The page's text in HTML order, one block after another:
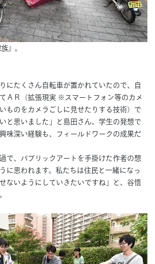
』。
にたくさん自転車が置かれていたので、自
ＡＲ（拡張現実 ※スマートフォン等のカメ
ものをカメラごしに見せたりする技術）で
と思いました」と島田さん。学生の発想で
味深い経験も、フィールドワークの成果だ
で、パブリックアートを手掛けた作者の想
に思われます。私たちは住民と一緒になっ
ないようにしていきたいですね」と、谷悟